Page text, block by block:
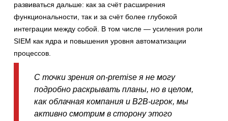
развиваться дальше: как за счёт расширения
функциональности, так и за счёт более глубокой
интеграции между собой. В том числе — усиления роли
SIEM как ядра и повышения уровня автоматизации
процессов.
С точки зрения on-premise я не могу
подробно раскрывать планы, но в целом,
как облачная компания и B2B-игрок, мы
активно смотрим в сторону этого